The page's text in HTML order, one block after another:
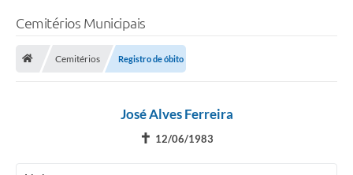
Cemitérios Municipais
Cemitérios Registro de óbito
José Alves Ferreira
✝ 12/06/1983